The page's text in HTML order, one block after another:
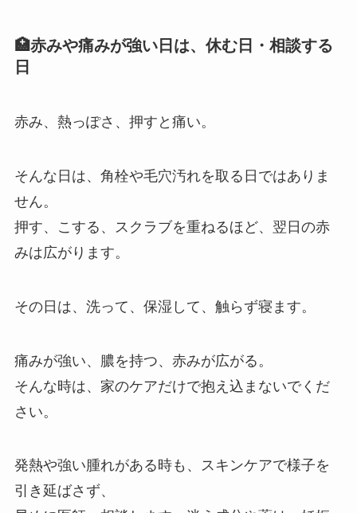
🏥赤みや痛みが強い日は、休む日・相談する
日
赤み、熱っぽさ、押すと痛い。
そんな日は、角栓や毛穴汚れを取る日ではありま
せん。
押す、こする、スクラブを重ねるほど、翌日の赤
みは広がります。
その日は、洗って、保湿して、触らず寝ます。
痛みが強い、膿を持つ、赤みが広がる。
そんな時は、家のケアだけで抱え込まないでくだ
さい。
発熱や強い腫れがある時も、スキンケアで様子を
引き延ばさず、